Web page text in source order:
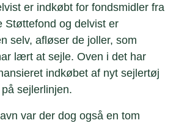
er indkøbt for fondsmidler fra
Støttefond og delvist er
selv, afløser de joller, som
lært at sejle. Oven i det har
indkøbet af nyt sejlertøj
sejlerlinjen.
var der dog også en tom